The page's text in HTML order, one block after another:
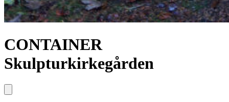
CONTAINER
Skulpturkirkegården